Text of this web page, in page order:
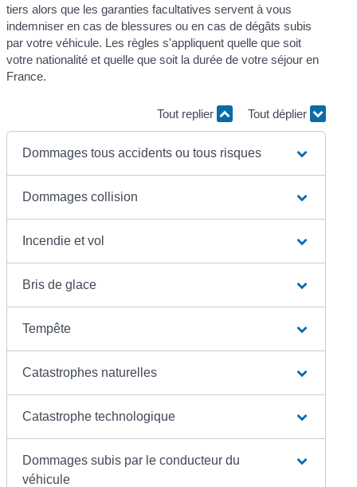
tiers alors que les garanties facultatives servent à vous
indemniser en cas de blessures ou en cas de dégâts subis
par votre véhicule. Les règles s'appliquent quelle que soit
votre nationalité et quelle que soit la durée de votre séjour en
France.
Tout replier Tout déplier
Dommages tous accidents ou tous risques
Dommages collision
Incendie et vol
Bris de glace
Tempête
Catastrophes naturelles
Catastrophe technologique
Dommages subis par le conducteur du
véhicule